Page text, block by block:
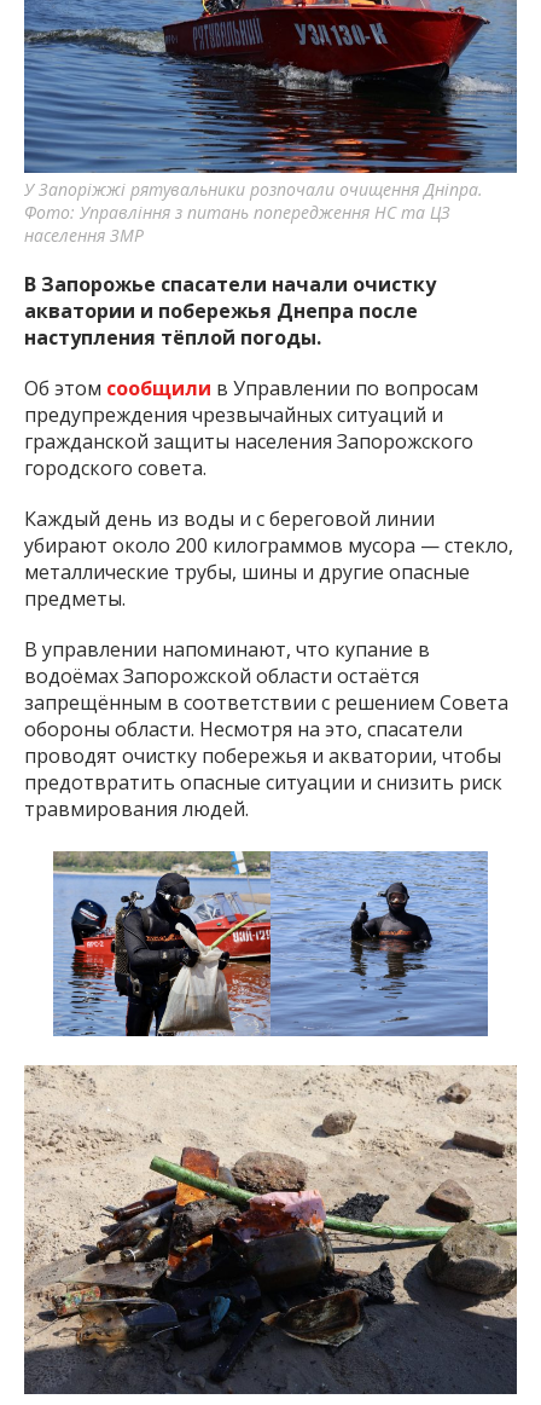
важную информацию о событиях
города Запорожья и области.
У Запоріжжі рятувальники розпочали очищення Дніпра.
Фото: Управління з питань попередження НС та ЦЗ
населення ЗМР
В Запорожье спасатели начали очистку
акватории и побережья Днепра после
наступления тёплой погоды.
Об этом сообщили в Управлении по вопросам
предупреждения чрезвычайных ситуаций и
гражданской защиты населения Запорожского
городского совета.
Каждый день из воды и с береговой линии
убирают около 200 килограммов мусора — стекло,
металлические трубы, шины и другие опасные
предметы.
В управлении напоминают, что купание в
водоёмах Запорожской области остаётся
запрещённым в соответствии с решением Совета
обороны области. Несмотря на это, спасатели
проводят очистку побережья и акватории, чтобы
предотвратить опасные ситуации и снизить риск
травмирования людей.